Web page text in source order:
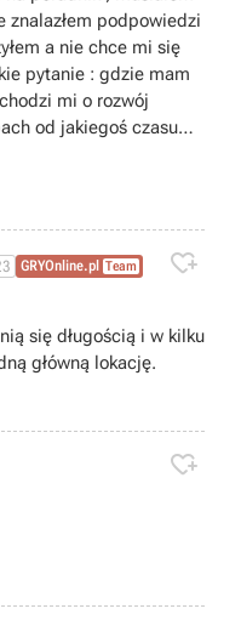
podpowiedzi
a nie chce mi się
pytanie : gdzie mam
mi o rozwój
od jakiegoś czasu
GRYOnline.pl Team 
się długością i w kilku
główną lokację.
